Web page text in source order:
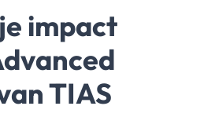
impact
TIAS